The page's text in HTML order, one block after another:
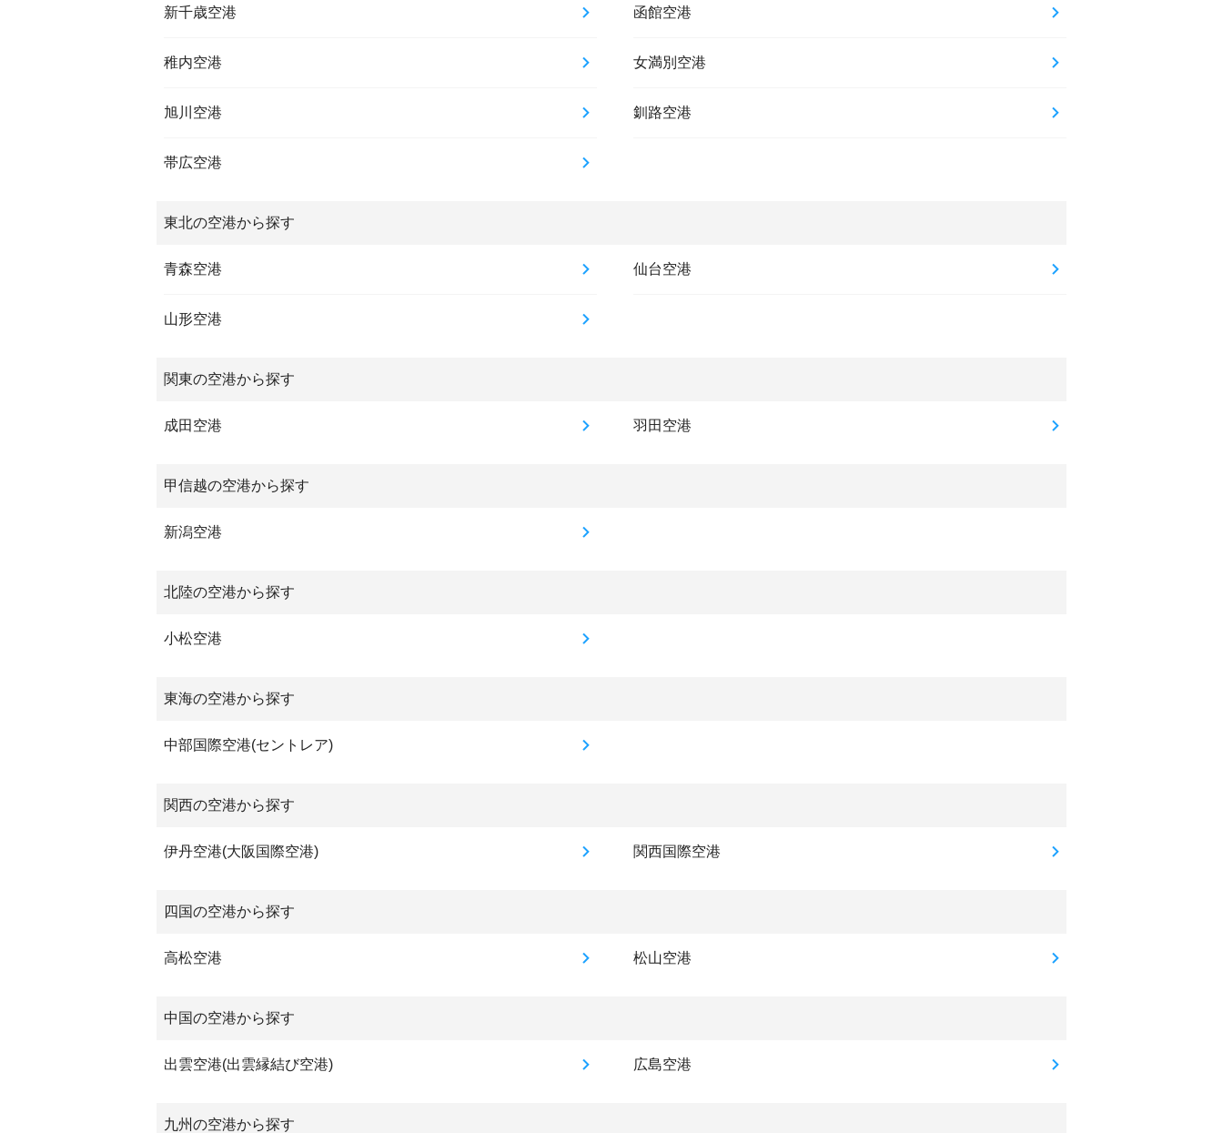
新千歳空港 函館空港
稚内空港 女満別空港
旭川空港 釧路空港
帯広空港
東北の空港から探す
青森空港 仙台空港
山形空港
関東の空港から探す
成田空港 羽田空港
甲信越の空港から探す
新潟空港
北陸の空港から探す
小松空港
東海の空港から探す
中部国際空港(セントレア)
関西の空港から探す
伊丹空港(大阪国際空港) 関西国際空港
四国の空港から探す
高松空港 松山空港
中国の空港から探す
出雲空港(出雲縁結び空港) 広島空港
九州の空港から探す